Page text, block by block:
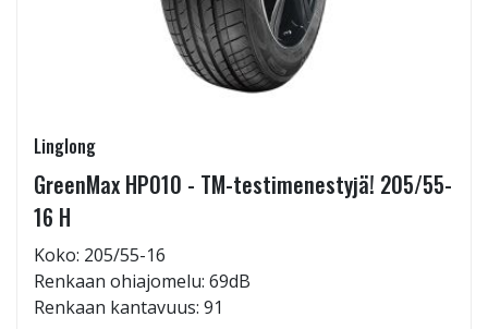
Linglong
GreenMax HP010 - TM-testimenestyjä! 205/55-
16 H
Koko: 205/55-16
Renkaan ohiajomelu: 69dB
Renkaan kantavuus: 91